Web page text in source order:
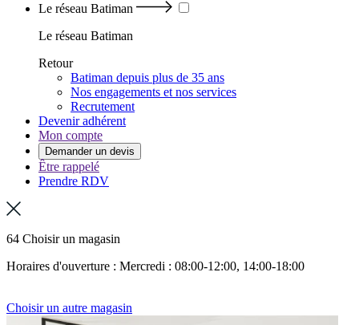
Le réseau Batiman
Le réseau Batiman
Retour
Batiman depuis plus de 35 ans
Nos engagements et nos services
Recrutement
Devenir adhérent
Mon compte
Demander un devis
Être rappelé
Prendre RDV
64 Choisir un magasin
Horaires d'ouverture : Mercredi : 08:00-12:00, 14:00-18:00
Choisir un autre magasin